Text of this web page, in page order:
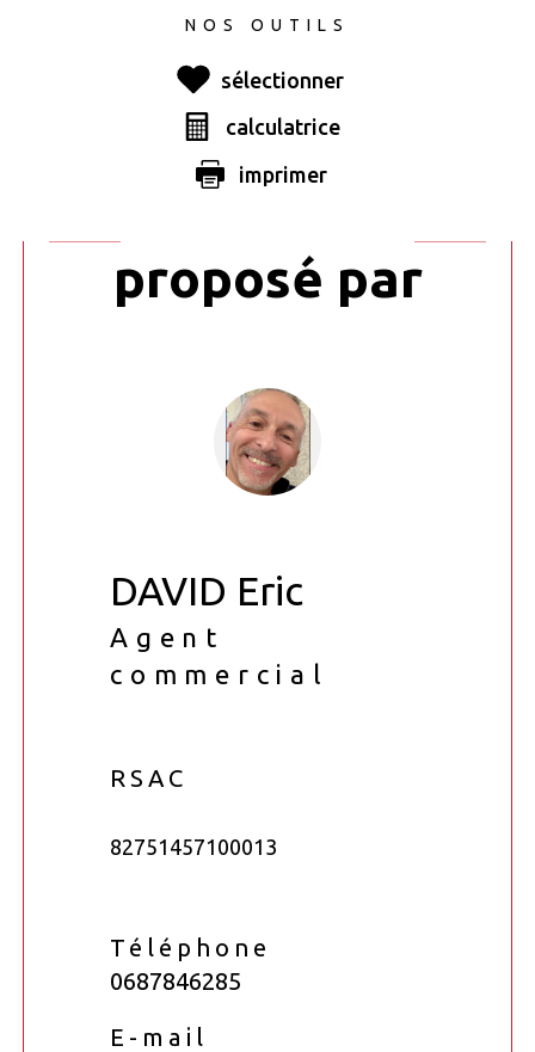
NOS OUTILS
sélectionner
calculatrice
imprimer
Ce bien vous
proposé par
DAVID Eric
Agent
commercial
RSAC
82751457100013
Téléphone
0687846285
E-mail